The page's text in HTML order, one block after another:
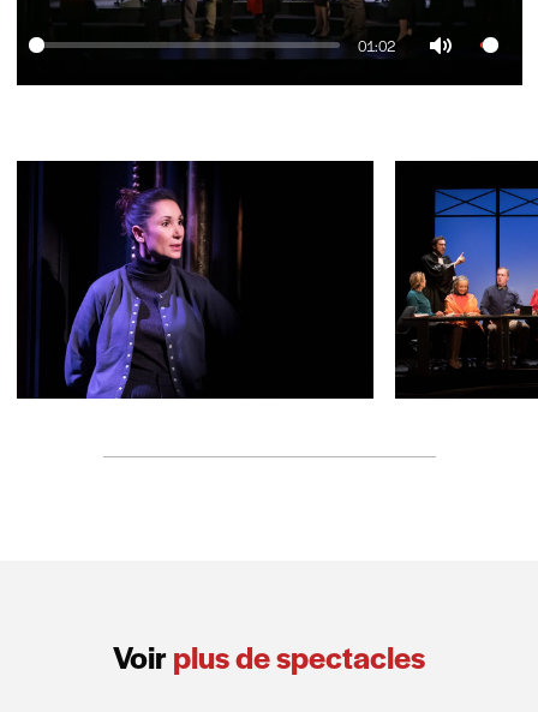
01:02
Voirplus de spectacles